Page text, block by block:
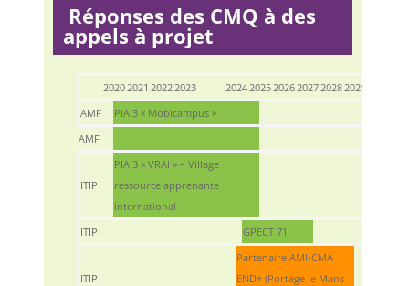
Réponses des CMQ à des
appels à projet
2020 2021 2022 2023 2024 2025 2026 2027 2028 2029
AMF
PIA 3 « Mobicampus »
AMF
ITIP
PIA 3 « VRAI » – Village
ressource apprenante
international
ITIP
GPECT 71
ITIP
Partenaire AMI-CMA
END+ (Portage le Mans